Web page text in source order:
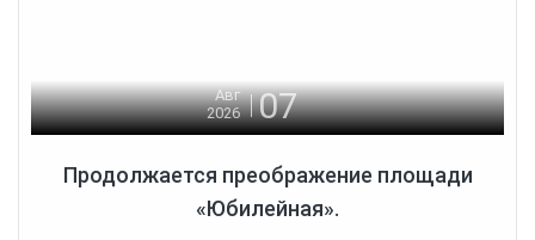
Авг
2026
07
Продолжается преображение площади
«Юбилейная».